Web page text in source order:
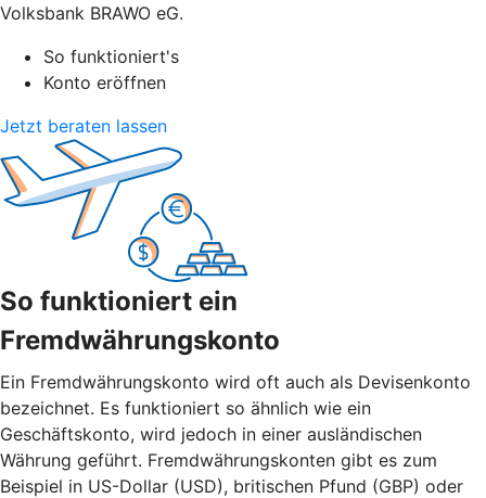
Volksbank BRAWO eG.
So funktioniert's
Konto eröffnen
Jetzt beraten lassen
So funktioniert ein
Fremdwährungskonto
Ein Fremdwährungskonto wird oft auch als Devisenkonto
bezeichnet. Es funktioniert so ähnlich wie ein
Geschäftskonto, wird jedoch in einer ausländischen
Währung geführt. Fremdwährungskonten gibt es zum
Beispiel in US-Dollar (USD), britischen Pfund (GBP) oder